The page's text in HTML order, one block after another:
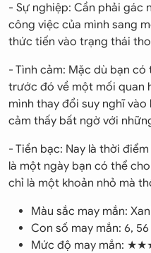
- Sự nghiệp: Cần phải gác
công việc của mình sang
thức tiến vào trạng thái
- Tình cảm: Mặc dù bạn
trước đó về một mối quan
mình thay đổi suy nghĩ
cảm thấy bất ngờ với
- Tiền bạc: Nay là thời
là một ngày bạn có thể
chỉ là một khoản nhỏ mà
Màu sắc may mắn:
Con số may mắn: 6, 56
Mức độ may mắn: